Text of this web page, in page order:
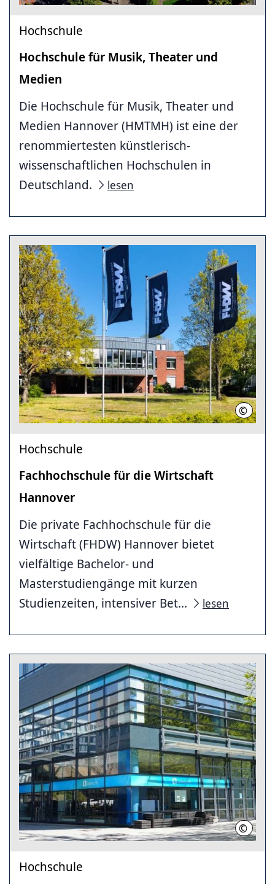
Hochschule
Hochschule für Musik, Theater und
Medien
Die Hochschule für Musik, Theater und
Medien Hannover (HMTMH) ist eine der
renommiertesten künstlerisch-
wissenschaftlichen Hochschulen in
Deutschland.
lesen
© FHDW
Hochschule
Fachhochschule für die Wirtschaft
Hannover
Die private Fachhochschule für die
Wirtschaft (FHDW) Hannover bietet
vielfältige Bachelor- und
Masterstudiengänge mit kurzen
Studienzeiten, intensiver Bet...
lesen
©
Hochschule